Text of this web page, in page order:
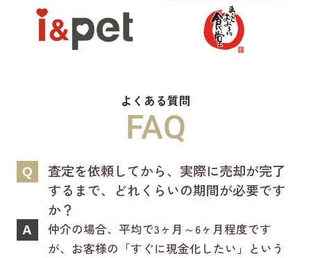
2026.06.29
新ホームページは検索も楽々♪スマホに
是非一度ご覧ください(^^♪
よくある質問
FAQ
Q
査定を依頼してから、実際に売却が完了
するまで、どれくらいの期間が必要です
か？
A
仲介の場合、平均で3ヶ月～6ヶ月程度です
が、お客様の「すぐに現金化したい」という